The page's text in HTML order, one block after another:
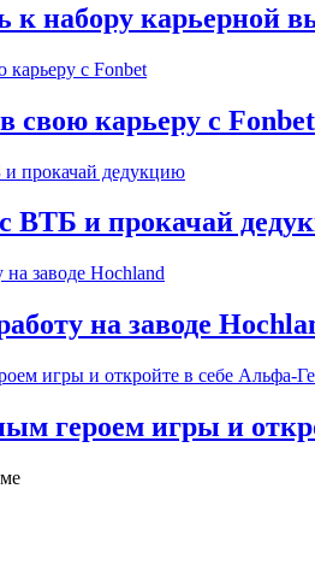
к набору карьерной
свою карьеру с Fonbet
ВТБ и прокачай
на заводе
героем игры и